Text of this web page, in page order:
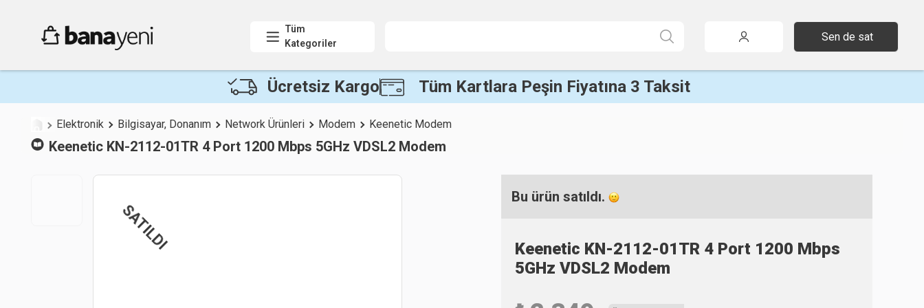
Tüm
Kategoriler
Sen de sat
Ücretsiz Kargo Tüm Kartlara Peşin Fiyatına 3 Taksit
Elektronik Bilgisayar, Donanım Network Ürünleri Modem Keenetic Modem
Keenetic KN-2112-01TR 4 Port 1200 Mbps 5GHz VDSL2 Modem
SATILDI
Bu ürün satıldı.
Keenetic KN-2112-01TR 4 Port 1200 Mbps
5GHz VDSL2 Modem